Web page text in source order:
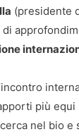
(presidente
più
nel bio